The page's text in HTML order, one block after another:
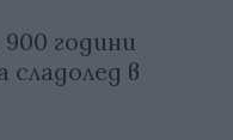
години
сладолед в